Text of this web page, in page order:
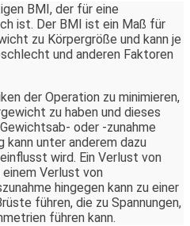
BMI, der für eine
ist. Der BMI ist ein Maß für
zu Körpergröße und kann je
und anderen Faktoren
der Operation zu minimieren,
zu haben und dieses
oder -zunahme
kann unter anderem dazu
wird. Ein Verlust von
Verlust von
hingegen kann zu einer
führen, die zu Spannungen,
führen kann.